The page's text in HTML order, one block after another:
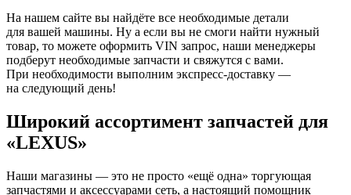
На нашем сайте вы найдёте все необходимые детали
для вашей машины. Ну а если вы не смоги найти нужный
товар, то можете оформить VIN запрос, наши менеджеры
подберут необходимые запчасти и свяжутся с вами.
При необходимости выполним экспресс-доставку —
на следующий день!
Широкий ассортимент запчастей для
«LEXUS»
Наши магазины — это не просто «ещё одна» торгующая
запчастями и аксессуарами сеть, а настоящий помощник